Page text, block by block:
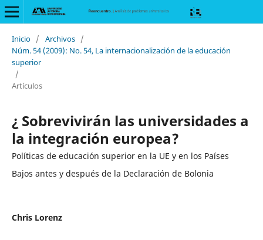
Inicio / Archivos /
Núm. 54 (2009): No. 54, La internacionalización de la educación
superior
/
Artículos
¿ Sobrevivirán las universidades a
la integración europea?
Políticas de educación superior en la UE y en los Países
Bajos antes y después de la Declaración de Bolonia
Chris Lorenz